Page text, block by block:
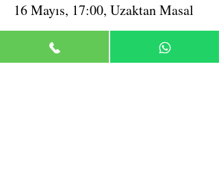
16 Mayıs, 17:00, Uzaktan Masal
Daha Fazla Bilgi
Fiyat